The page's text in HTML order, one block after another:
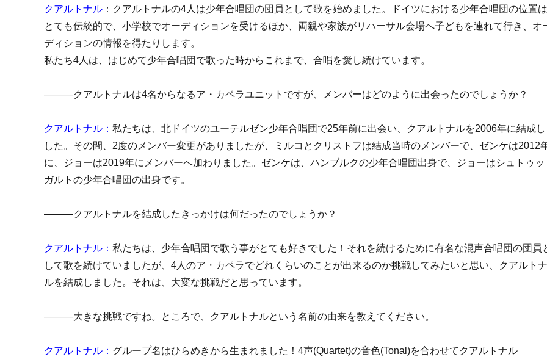
クアルトナル ：クアルトナルの4人は少年合唱団の団員として歌を始めました。ドイツにおける少年合唱団の位置は
とても伝統的で、小学校でオーディションを受けるほか、両親や家族がリハーサル会場へ子どもを連れて行き、オ
ディションの情報を得たりします。
私たち4人は、はじめて少年合唱団で歌った時からこれまで、合唱を愛し続けています。
―――クアルトナルは4名からなるア・カペラユニットですが、メンバーはどのように出会ったのでしょうか？
クアルトナル： 私たちは、北ドイツのユーテルゼン少年合唱団で25年前に出会い、クアルトナルを2006年に結成
した。その間、2度のメンバー変更がありましたが、ミルコとクリストフは結成当時のメンバーで、ゼンケは2012
に、ジョーは2019年にメンバーへ加わりました。ゼンケは、ハンブルクの少年合唱団出身で、ジョーはシュトゥッ
ガルトの少年合唱団の出身です。
―――クアルトナルを結成したきっかけは何だったのでしょうか？
クアルトナル： 私たちは、少年合唱団で歌う事がとても好きでした！それを続けるために有名な混声合唱団の団員
して歌を続けていましたが、4人のア・カペラでどれくらいのことが出来るのか挑戦してみたいと思い、クアルトナ
ルを結成しました。それは、大変な挑戦だと思っています。
―――大きな挑戦ですね。ところで、クアルトナルという名前の由来を教えてください。
クアルトナル： グループ名はひらめきから生まれました！4声(Quartet)の音色(Tonal)を合わせてクアルトナル